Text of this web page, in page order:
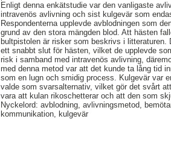
Enligt denna enkätstudie var den vanligaste
intravenös avlivning och sist kulgevär som
Respondenterna upplevde avblodningen som
grund av den stora mängden blod. Att hästen
bultpistolen är risker som beskrivs i
ett snabbt slut för hästen, vilket de upplevde
risk i samband med intravenös avlivning,
med denna metod var att det kunde ta lång tid
som en lugn och smidig process. Kulgevär var
valde som svarsalternativ, vilket gör det svårt
vara att kulan rikoschetterar och att den som
Nyckelord: avblodning, avlivningsmetod,
kommunikation, kulgevär